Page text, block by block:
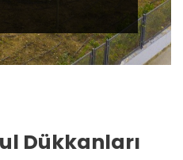
Dükkanları